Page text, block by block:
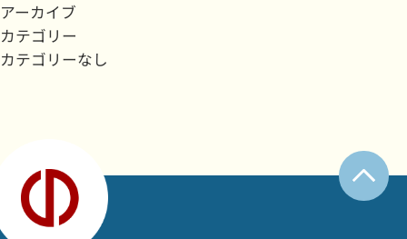
アーカイブ
カテゴリー
カテゴリーなし